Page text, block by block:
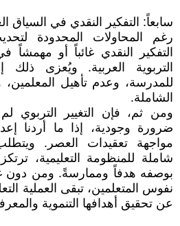
سابعاً: التفكير النقدي في السياق
رغم المحاولات المحدودة
التفكير النقدي غائباً أو مهمشاً
التربوية العربية. ويُعزى ذلك
للمدرسة، وعدم تأهيل المعلمين،
الشاملة.
ومن ثم، فإن التغيير التربوي
ضرورة وجودية، إذا ما أردنا
مواجهة تعقيدات العصر.
شاملة للمنظومة التعليمية،
بوصفه هدفاً وممارسةً. ومن
نفوس المتعلمين، تبقى العملية
عن تحقيق أهدافها التنموية